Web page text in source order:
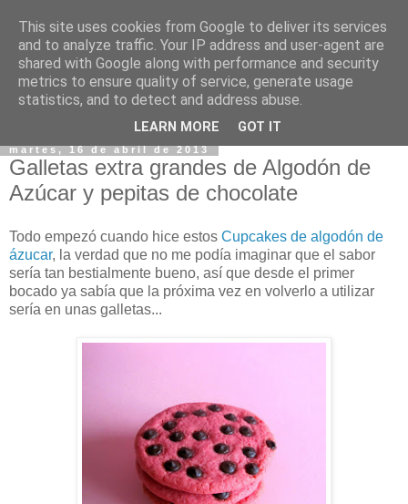
martes, 16 de abril de 2013
Galletas extra grandes de Algodón de
Azúcar y pepitas de chocolate
Todo empezó cuando hice estos Cupcakes de algodón de
ázucar, la verdad que no me podía imaginar que el sabor
sería tan bestialmente bueno, así que desde el primer
bocado ya sabía que la próxima vez en volverlo a utilizar
sería en unas galletas...
This site uses cookies from Google to deliver its services
and to analyze traffic. Your IP address and user-agent are
shared with Google along with performance and security
metrics to ensure quality of service, generate usage
statistics, and to detect and address abuse.
LEARN MORE GOT IT